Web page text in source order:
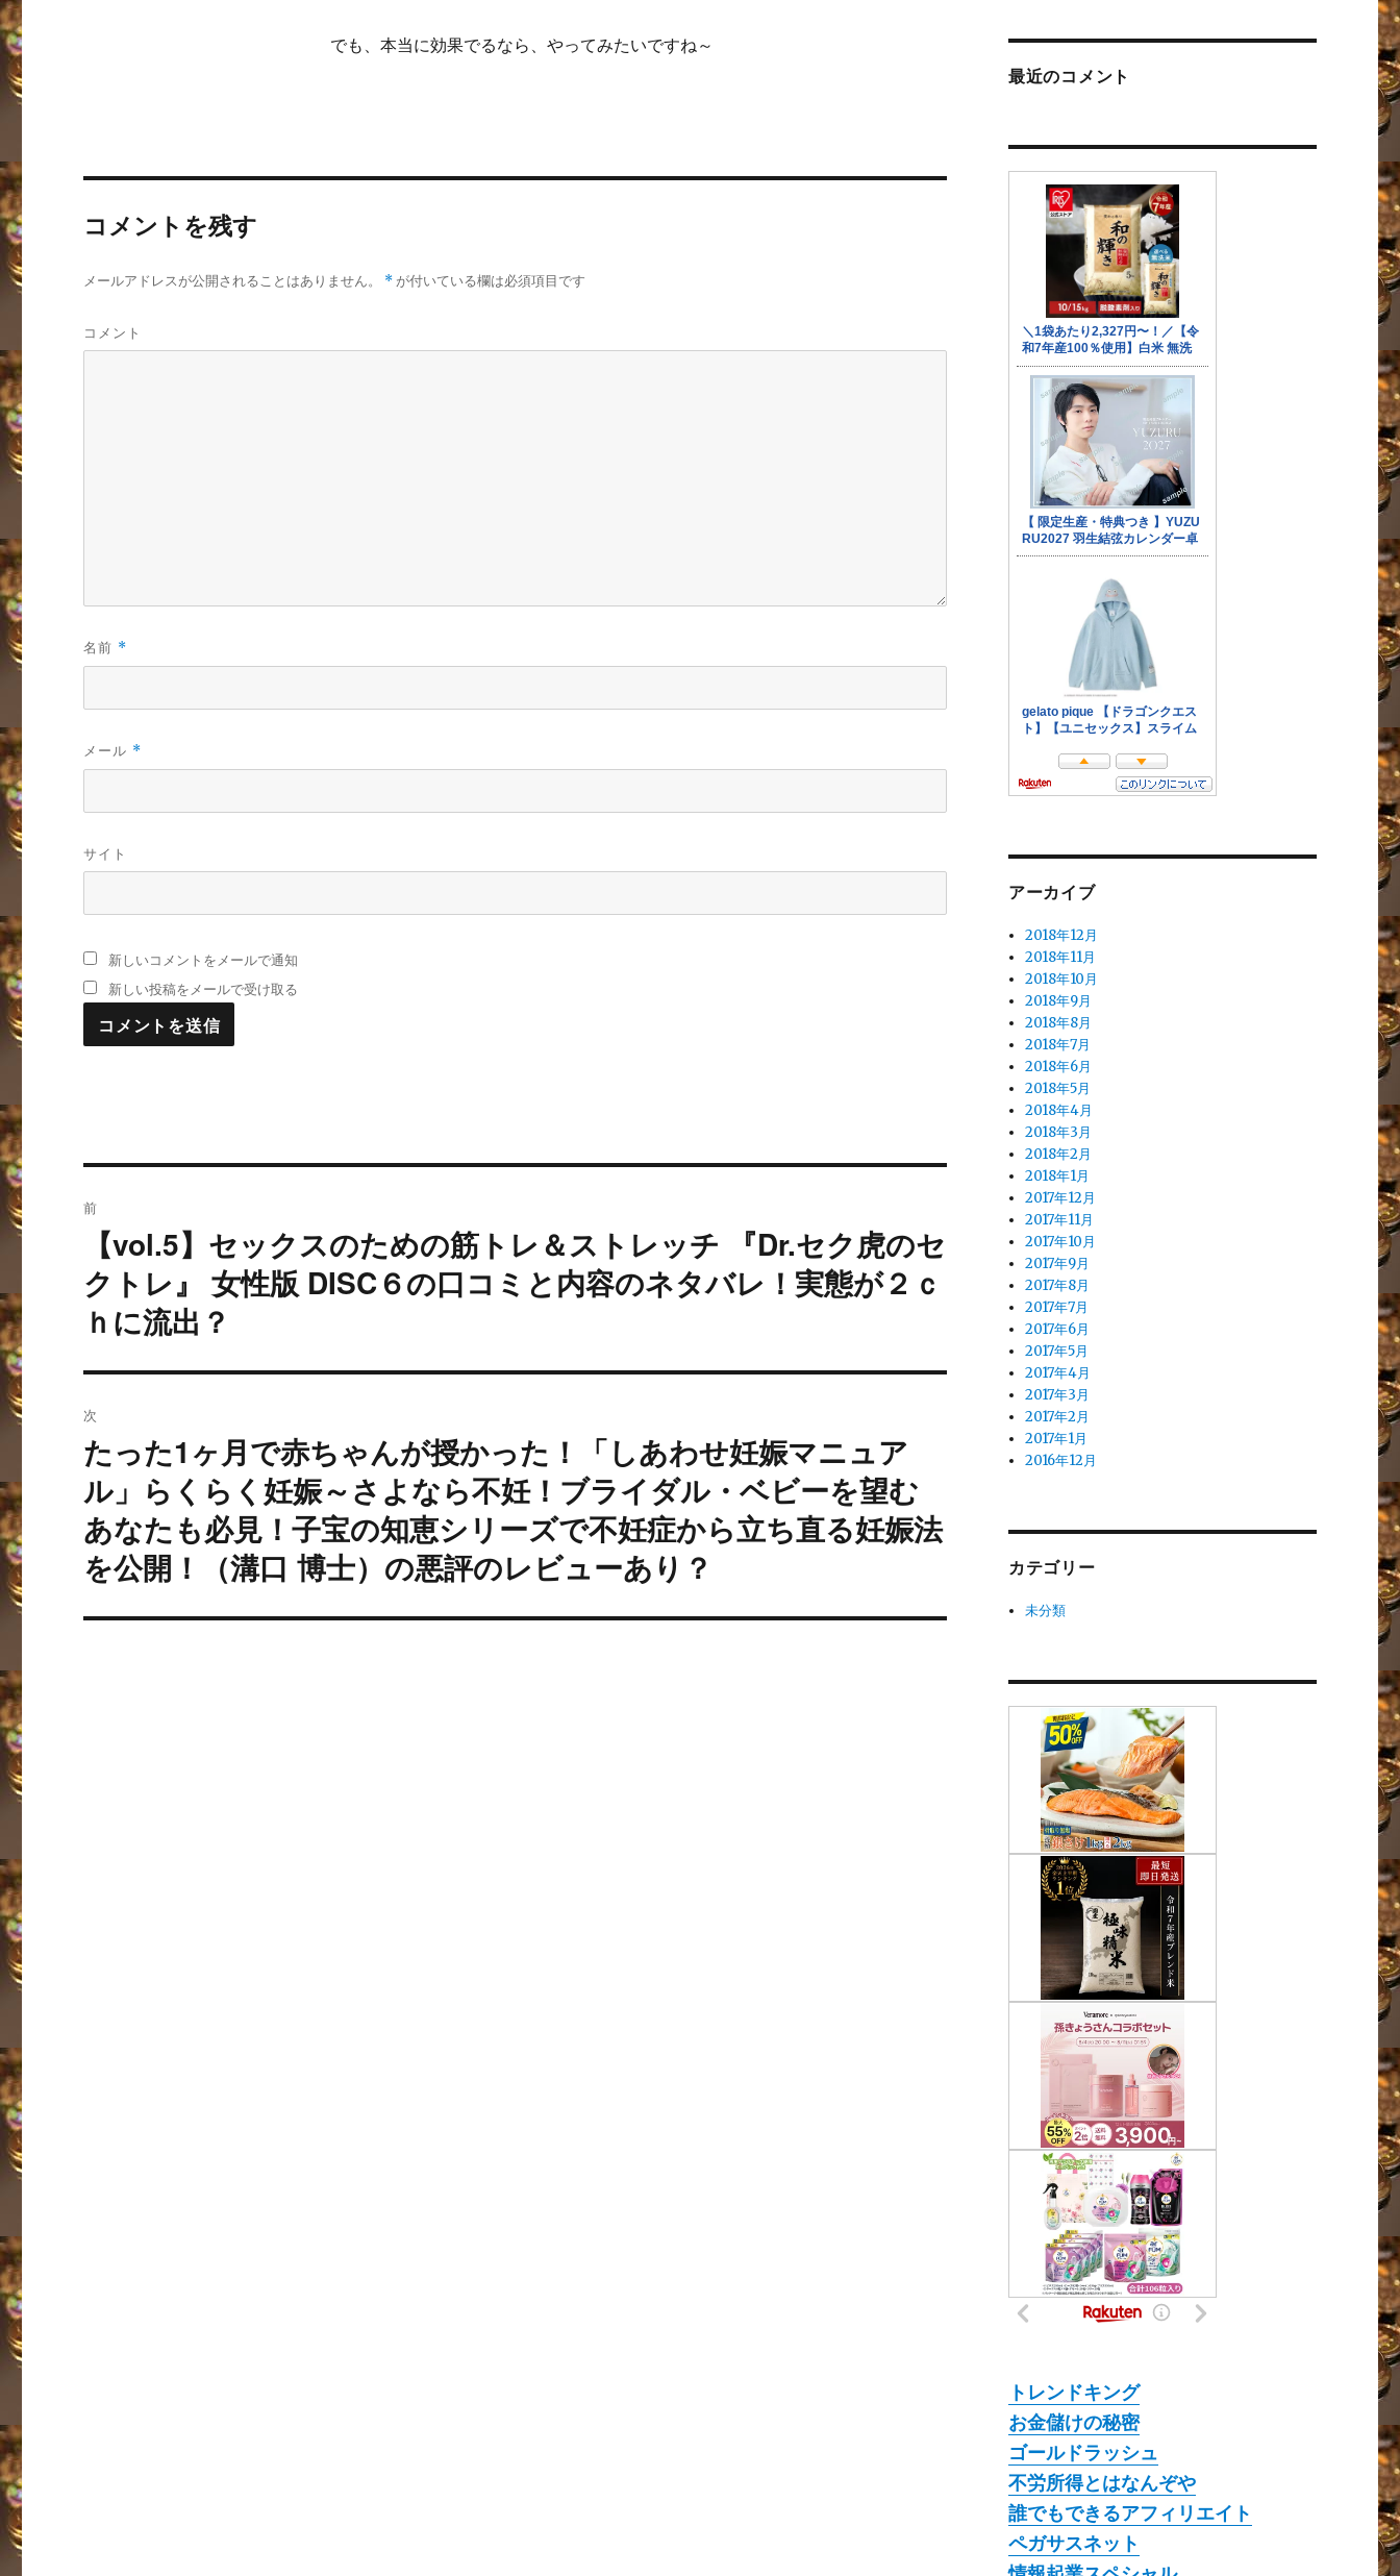
でも、本当に効果でるなら、やってみたいですね～
コメントを残す
メールアドレスが公開されることはありません。 * が付いている欄は必須項目です
コメント
名前 *
メール *
サイト
新しいコメントをメールで通知
新しい投稿をメールで受け取る
稿
ナ
ビ
ゲ
ー
シ
ョ
ン
前
去
の
投
【vol.5】セックスのための筋トレ＆ストレッチ 『Dr.セク虎のセ
クトレ』 女性版 DISC６の口コミと内容のネタバレ！実態が２ｃ
ｈに流出？
次
次
の
投
稿:
たった1ヶ月で赤ちゃんが授かった！「しあわせ妊娠マニュア
ル」らくらく妊娠～さよなら不妊！ブライダル・ベビーを望む
あなたも必見！子宝の知恵シリーズで不妊症から立ち直る妊娠法
を公開！（溝口 博士）の悪評のレビューあり？
最近のコメント
アーカイブ
2018年12月
2018年11月
2018年10月
2018年9月
2018年8月
2018年7月
2018年6月
2018年5月
2018年4月
2018年3月
2018年2月
2018年1月
2017年12月
2017年11月
2017年10月
2017年9月
2017年8月
2017年7月
2017年6月
2017年5月
2017年4月
2017年3月
2017年2月
2017年1月
2016年12月
カテゴリー
未分類
トレンドキング
お金儲けの秘密
ゴールドラッシュ
不労所得とはなんぞや
誰でもできるアフィリエイト
ペガサスネット